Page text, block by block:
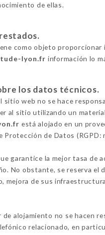
de ellas.
como objeto proporcionar
lyon.fr información lo
los datos técnicos.
web no se hace
al sitio utilizando un
está alojado en un
Protección de Datos (RGPD:
garantice la mejor tasa de
No obstante, se reserva
mejora de sus
de alojamiento no se hacen
relacionado, en